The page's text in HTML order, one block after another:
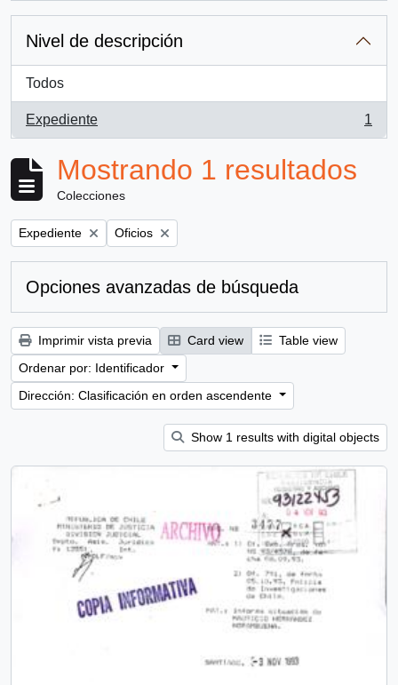
Nivel de descripción
Todos
Expediente
, 1 resultados
1
Mostrando 1 resultados
Colecciones
Remove filter:
Expediente Remove filter:
Oficios
Opciones avanzadas de búsqueda
Imprimir vista previa Card view
Table view
Ordenar por: Identificador
Dirección: Clasificación en orden ascendente
Show 1 results with digital objects